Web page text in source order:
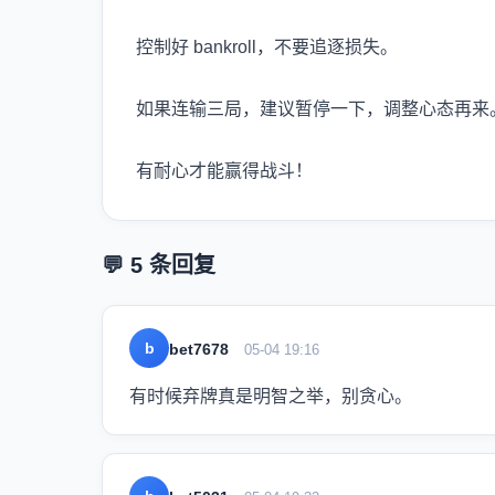
控制好 bankroll，不要追逐损失。
如果连输三局，建议暂停一下，调整心态再来
有耐心才能赢得战斗！
💬 5 条回复
b bet7678 05-04 19:16
有时候弃牌真是明智之举，别贪心。